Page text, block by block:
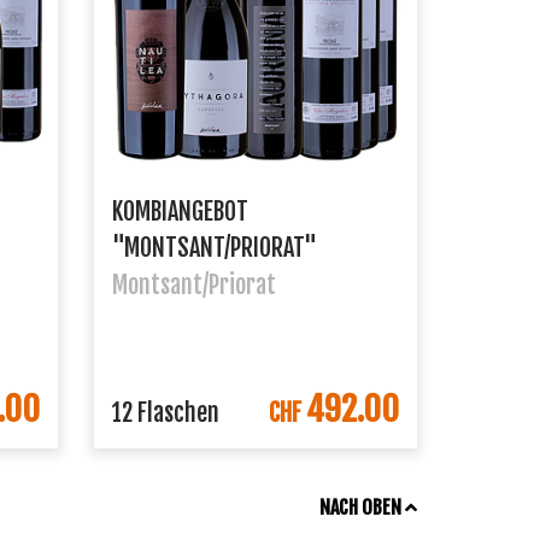
KOMBIANGEBOT
"MONTSANT/PRIORAT"
Montsant/Priorat
IN DEN WARENKORB
12 Flaschen CHF492.00
NACH OBEN